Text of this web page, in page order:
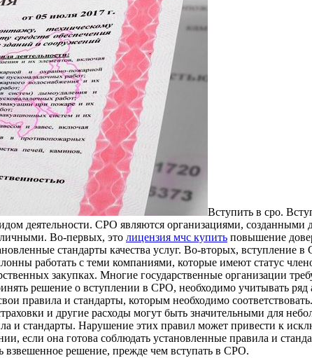
Вступить в срo.
деятельности. СРО являются организациями, созданными
Во-первых, это лицензия мчс купить повышение
стандарты качества услуг. Во-вторых,
работать с теми компаниями, которые имеют статус
закупках. Многие государственные организации
решение о вступлении в СРО, необходимо учитывать
правила и стандарты, которым необходимо
и другие расходы могут быть значительными для
и стандарты. Нарушение этих правил может привести к
если она готова соблюдать установленные правила и
взвешенное решение, прежде чем вступать в СРО.